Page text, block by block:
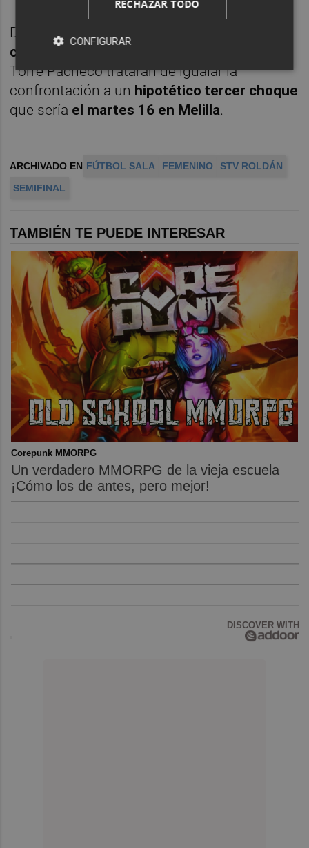
Dentro de seis días,
cuarto de la mañana del sábado 13
Torre Pacheco tratarán de igualar la
confrontación a un hipotético tercer choque
que sería el martes 16 en Melilla.
ARCHIVADO EN FÚTBOL SALA FEMENINO
STV ROLDÁN
SEMIFINAL
TAMBIÉN TE PUEDE INTERESAR
Corepunk MMORPG
Un verdadero MMORPG de la vieja escuela
¡Cómo los de antes, pero mejor!
DISCOVER WITH
RECHAZAR TODO
CONFIGURAR